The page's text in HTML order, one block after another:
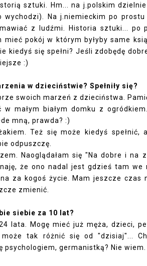
sztuki. Hm... na j.polskim
Na j.niemieckim po prostu
z ludźmi. Historia sztuki... po
mieć pokój w którym byłyby same
kiedyś się spełni? Jeśli zdobędę
:)
w dzieciństwie? Spełniły się?
swoich marzeń z dzieciństwa.
w małym białym domku z
mną, prawda? :)
Też się może kiedyś spełnić,
odpuszczę.
Naoglądałam się "Na dobre i na
że ono nadal jest gdzieś tam we
za kogoś życie. Mam jeszcze czas
zmienić.
siebie za 10 lat?
lata. Mogę mieć już męża, dzieci,
może tak różnić się od "dzisiaj"...
psychologiem, germanistką? Nie